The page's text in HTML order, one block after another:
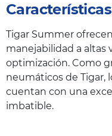
Características
Tigar Summer
manejabilidad a altas
optimización. Como
neumáticos de Tigar,
cuentan con una
imbatible.